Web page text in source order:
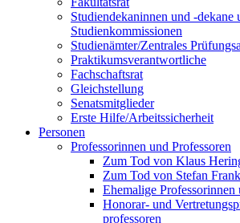
Studiendekaninnen und -dekane
Studienkommissionen
Studienämter/Zentrales
Praktikumsverantwortliche
Fachschaftsrat
Gleichstellung
Senatsmitglieder
Erste Hilfe/Arbeitssicherheit
Personen
Professorinnen und Professoren
Zum Tod von Klaus
Zum Tod von Stefan Frank
Ehemalige Professorinnen
Honorar- und
professoren